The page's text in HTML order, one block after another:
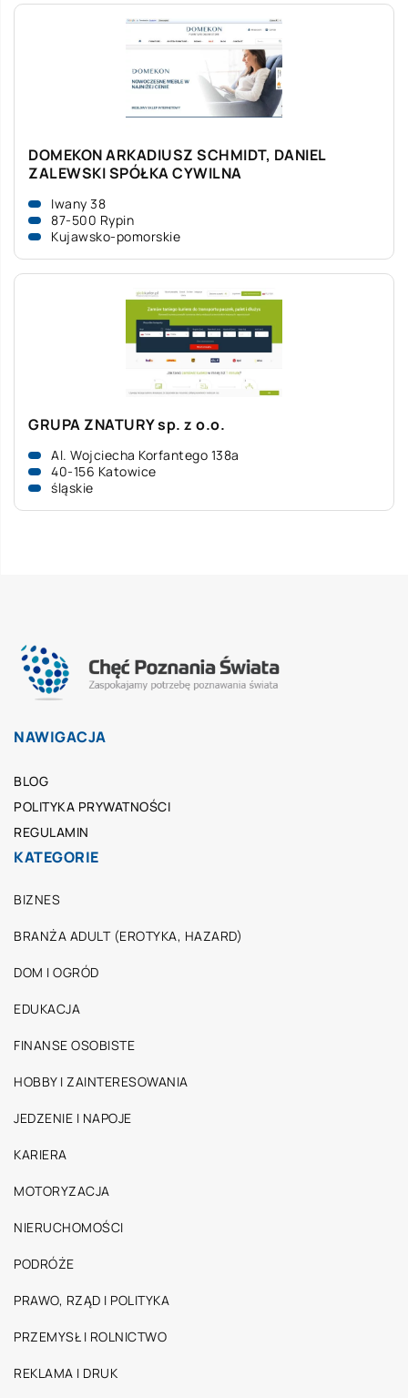
DOMEKON ARKADIUSZ SCHMIDT, DANIEL
ZALEWSKI SPÓŁKA CYWILNA
Iwany 38
87-500 Rypin
Kujawsko-pomorskie
GRUPA ZNATURY sp. z o.o.
Al. Wojciecha Korfantego 138a
40-156 Katowice
śląskie
NAWIGACJA
BLOG
POLITYKA PRYWATNOŚCI
REGULAMIN
KATEGORIE
BIZNES
BRANŻA ADULT (EROTYKA, HAZARD)
DOM I OGRÓD
EDUKACJA
FINANSE OSOBISTE
HOBBY I ZAINTERESOWANIA
JEDZENIE I NAPOJE
KARIERA
MOTORYZACJA
NIERUCHOMOŚCI
PODRÓŻE
PRAWO, RZĄD I POLITYKA
PRZEMYSŁ I ROLNICTWO
REKLAMA I DRUK